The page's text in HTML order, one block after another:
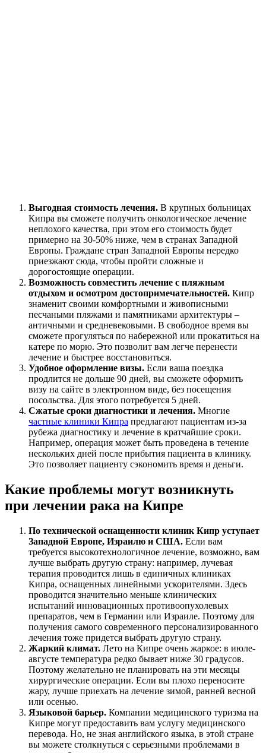
Выгодная стоимость лечения. В крупных больницах
Кипра вы сможете получить онкологическое лечение
неплохого качества, при этом его стоимость будет
примерно на 30-50% ниже, чем в странах Западной
Европы. Граждане стран Западной Европы нередко
приезжают сюда, чтобы пройти сложные и
дорогостоящие операции.
Возможность совместить лечение с пляжным
отдыхом и осмотром достопримечательностей. Кипр
знаменит своими комфортными и живописными
песчаными пляжами и памятниками архитектуры –
античными и средневековыми. В свободное время вы
сможете прогуляться по набережной или прокатиться на
катере по морю. Это позволит вам легче перенести
лечение и быстрее восстановиться.
Удобное оформление визы. Если ваша поездка
продлится не дольше 90 дней, вы сможете оформить
визу на сайте в электронном виде, без посещения
посольства. Для этого потребуется 5 дней.
Сжатые сроки диагностики и лечения. Многие
частные клиники Кипра предлагают пациентам из-за
рубежа диагностику и лечение в кратчайшие сроки.
Например, операция может быть проведена в течение
нескольких дней после прибытия пациента в клинику.
Это позволяет пациенту сэкономить время и деньги.
Какие проблемы могут возникнуть
при лечении рака на Кипре
По технической оснащенности клиник Кипр уступает
Западной Европе, Израилю и США. Если вам
требуется высокотехнологичное лечение, возможно, вам
лучше выбрать другую страну: например, лучевая
терапия проводится лишь в единичных клиниках
Кипра, оснащенных линейными ускорителями. Здесь
проводится значительно меньше клинических
испытаний инновационных противоопухолевых
препаратов, чем в Германии или Израиле. Поэтому для
получения самого современного персонализированного
лечения тоже придется выбрать другую страну.
Жаркий климат. Лето на Кипре очень жаркое: в июле-
августе температура редко бывает ниже 30 градусов.
Поэтому желательно не планировать на эти месяцы
хирургические операции. Если вы плохо переносите
жару, лучше приехать на лечение зимой, ранней весной
или осенью.
Языковой барьер. Компании медицинского туризма на
Кипре могут предоставить вам услугу медицинского
перевода. Но, не зная английского языка, в этой стране
вы можете столкнуться с серьезными проблемами в